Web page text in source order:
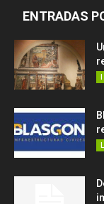
ENTRADAS
I